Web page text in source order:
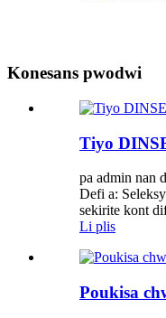
Konesans pwodwi
Tiyo
pa admin nan
Defi a:
sekirite kont
Li plis
Poukisa